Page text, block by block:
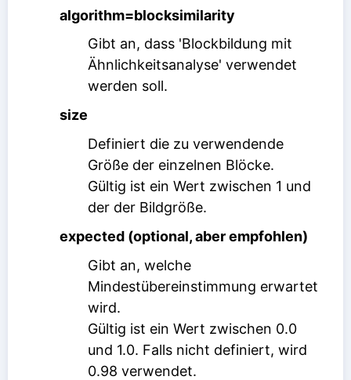
algorithm=blocksimilarity
Gibt an, dass 'Blockbildung mit
Ähnlichkeitsanalyse' verwendet
werden soll.
size
Definiert die zu verwendende
Größe der einzelnen Blöcke.
Gültig ist ein Wert zwischen 1 und
der der Bildgröße.
expected (optional, aber empfohlen)
Gibt an, welche
Mindestübereinstimmung erwartet
wird.
Gültig ist ein Wert zwischen 0.0
und 1.0. Falls nicht definiert, wird
0.98 verwendet.